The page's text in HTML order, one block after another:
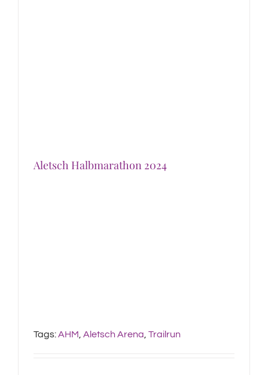
Aletsch Halbmarathon 2024
Tags:AHM, Aletsch Arena, Trailrun